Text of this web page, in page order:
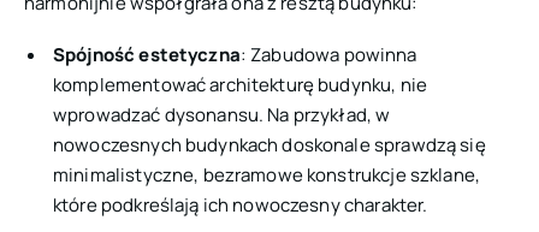
Spójność estetyczna: Zabudowa powinna
komplementować architekturę budynku, nie
wprowadzać dysonansu. Na przykład, w
nowoczesnych budynkach doskonale sprawdzą się
minimalistyczne, bezramowe konstrukcje szklane,
które podkreślają ich nowoczesny charakter.